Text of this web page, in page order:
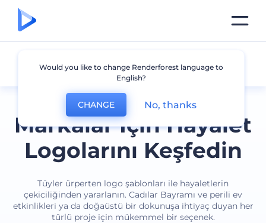
Markalar İçin Hayalet
Logolarını Keşfedin
Tüyler ürperten logo şablonları ile hayaletlerin
çekiciliğinden yararlanın. Cadılar Bayramı ve perili ev
etkinlikleri ya da doğaüstü bir dokunuşa ihtiyaç duyan her
türlü proje için mükemmel bir seçenek.
Hayalet
Would you like to change Renderforest language to
English?
CHANGE No, thanks